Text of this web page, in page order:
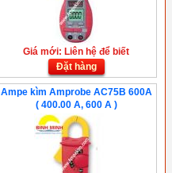
Giá mới: Liên hệ để biết
Đặt hàng
Ampe kìm Amprobe AC75B 600A
( 400.00 A, 600 A )